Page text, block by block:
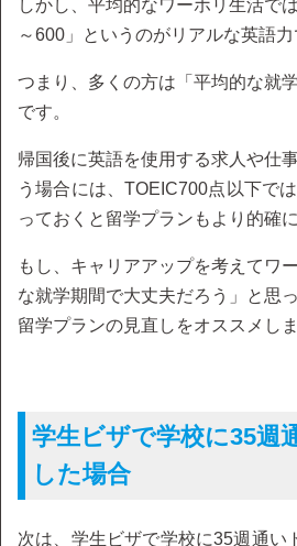
しかし、平均的なワーホリ生活で
～600」というのがリアルな英語力
つまり、多くの方は「平均的な就
です。
帰国後に英語を使用する求人や仕
う場合には、TOEIC700点以下で
っておくと留学プランもより的確
もし、キャリアアップを考えてワ
な就学期間で大丈夫だろう」と思
留学プランの見直しをオススメしま
学生ビザで学校に35週
した場合
次は、学生ビザで学校に35週通い